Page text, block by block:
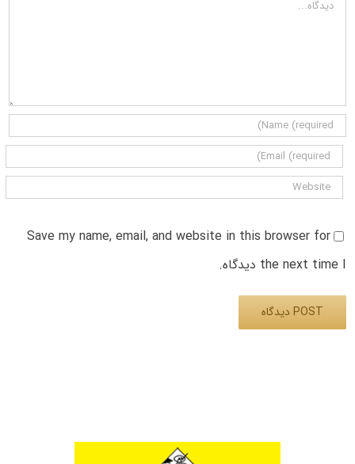
Save my name, email, and website in this browser for
the next time I دیدگاه.